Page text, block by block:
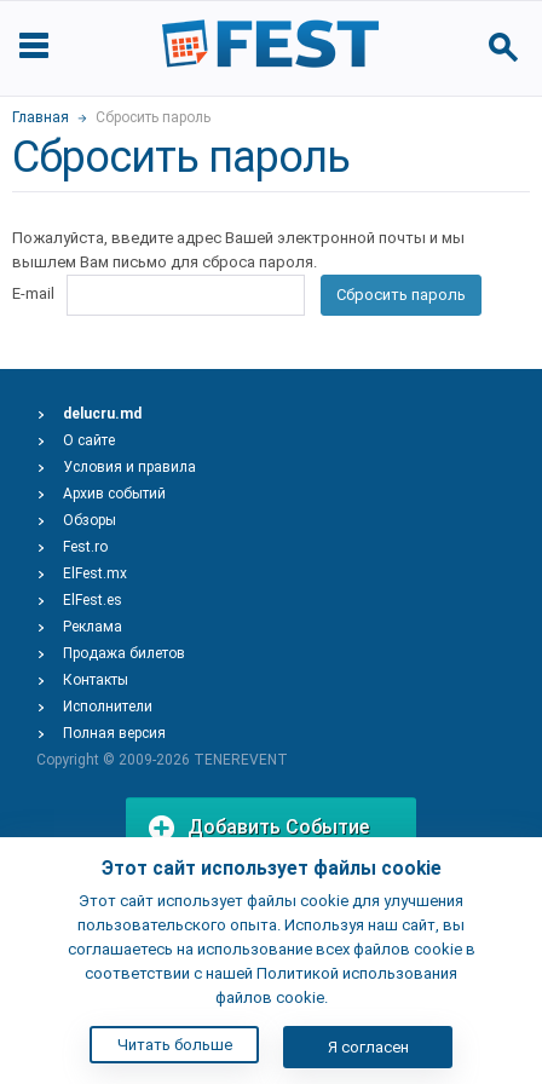
Главная Сбросить пароль
Сбросить пароль
Пожалуйста, введите адрес Вашей электронной почты и мы
вышлем Вам письмо для сброса пароля.
E-mail
Сбросить пароль
Этот сайт использует файлы cookie
Этот сайт использует файлы cookie для улучшения
пользовательского опыта. Используя наш сайт, вы
соглашаетесь на использование всех файлов cookie в
соответствии с нашей Политикой использования
файлов cookie.
Читать больше Я согласен
delucru.md
О сайте
Условия и правила
Архив событий
Обзоры
Fest.ro
ElFest.mx
ElFest.es
Реклама
Продажа билетов
Контакты
Исполнители
Полная версия
Copyright © 2009-2026 TENEREVENT
Добавить Событие
Добавить Заведение